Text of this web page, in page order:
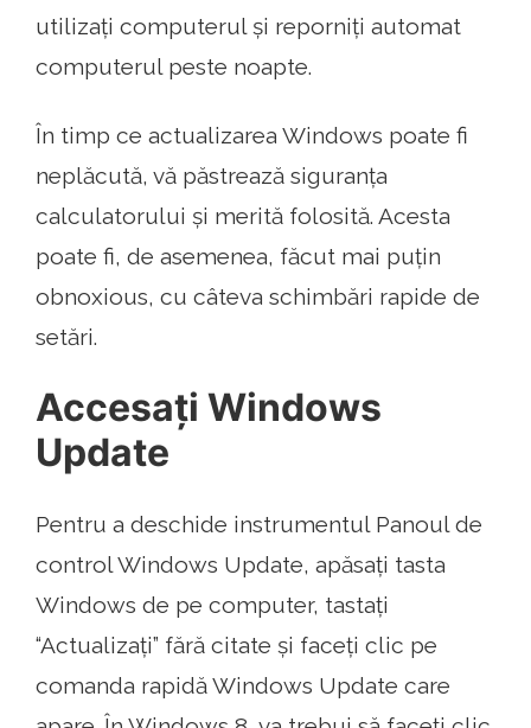
utilizați computerul și reporniți automat
computerul peste noapte.
În timp ce actualizarea Windows poate fi
neplăcută, vă păstrează siguranța
calculatorului și merită folosită. Acesta
poate fi, de asemenea, făcut mai puțin
obnoxious, cu câteva schimbări rapide de
setări.
Accesați Windows
Update
Pentru a deschide instrumentul Panoul de
control Windows Update, apăsați tasta
Windows de pe computer, tastați
“Actualizați” fără citate și faceți clic pe
comanda rapidă Windows Update care